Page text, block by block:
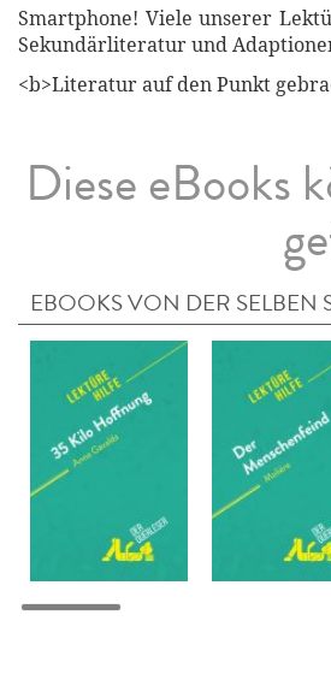
Smartphone! Viele unserer
Sekundärliteratur und
<b>Literatur auf den Punkt
Diese eBooks
EBOOKS VON DER SELBEN